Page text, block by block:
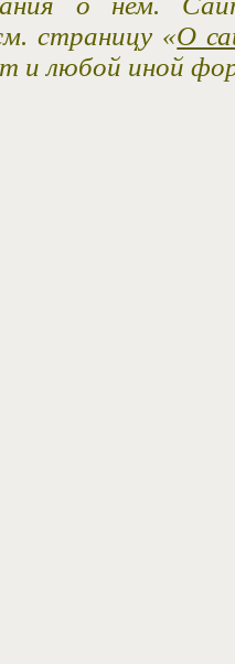
страницу «О
и любой иной